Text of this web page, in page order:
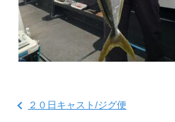
２０日キャスト/ジグ便